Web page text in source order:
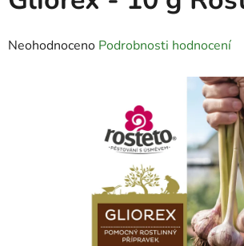
Průměrné
Neohodnoceno Podrobnosti hodnocení